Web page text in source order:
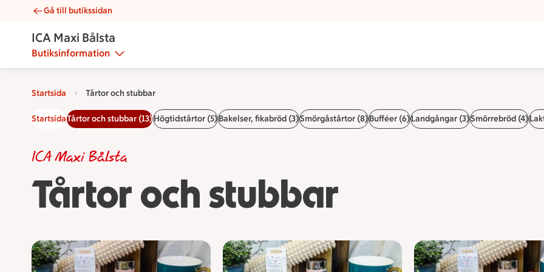
Tårtor och stubbar | Catering ICA Maxi Bålsta
Gå till butikssidan
ICA Maxi Bålsta
Butiksinformation
Startsida Tårtor och stubbar
StartsidaTårtor och stubbar (13)Högtidstårtor (5)Bakelser, fikabröd (3)Smörgåstårtor (8)Bufféer (6)Landgångar (3)Smörrebröd (4)
Tårtor och stubbar
ICA Maxi Bålsta